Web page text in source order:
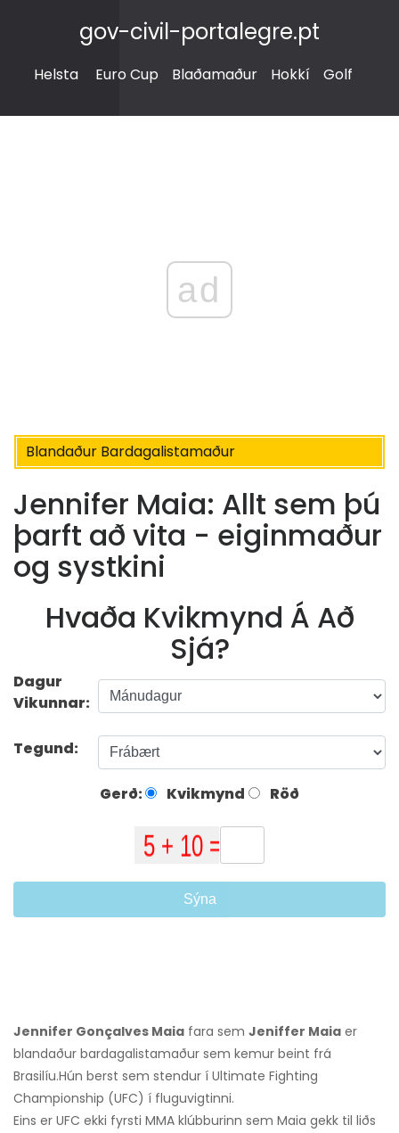
gov-civil-portalegre.pt
Helsta Euro Cup Blaðamaður Hokkí Golf
ad
Blandaður Bardagalistamaður
Jennifer Maia: Allt sem þú
þarft að vita - eiginmaður
og systkini
Hvaða Kvikmynd Á Að
Sjá?
Dagur
Vikunnar:
Tegund:
Gerð: Kvikmynd Röð
Sýna
Jennifer Gonçalves Maia fara sem Jeniffer Maia er
blandaður bardagalistamaður sem kemur beint frá
Brasilíu.Hún berst sem stendur í Ultimate Fighting
Championship (UFC) í fluguvigtinni.
Eins er UFC ekki fyrsti MMA klúbburinn sem Maia gekk til liðs